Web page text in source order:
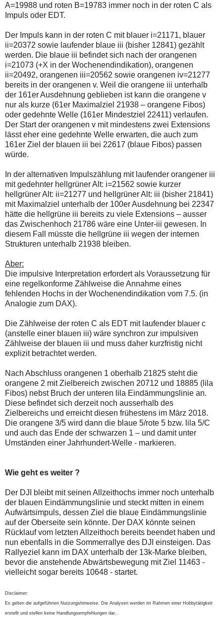
A=19988 und roten B=19783 immer noch in der roten C als
Impuls oder EDT.
Der Impuls kann in der roten C mit blauer i=21171, blauer
ii=20372 sowie laufender blaue iii (bisher 12841) gezählt
werden. Die blaue iii befindet sich nach der orangenen
i=21073 (+X in der Wochenendindikation), orangenen
ii=20492, orangenen iii=20562 sowie orangenen iv=21277
bereits in der orangenen v. Weil die orangene iii unterhalb
der 161er Ausdehnung geblieben ist kann die orangene v
nur als kurze (61er Maximalziel 21938 – orangene Fibos)
oder gedehnte Welle (161er Mindestziel 22411) verlaufen.
Der Start der orangenen v mit mindestens zwei Extensions
lässt eher eine gedehnte Welle erwarten, die auch zum
161er Ziel der blauen iii bei 22617 (blaue Fibos) passen
würde.
In der alternativen Impulszählung mit laufender orangener iii
mit gedehnter hellgrüner Alt: i=21562 sowie kurzer
hellgrüner Alt: ii=21277 und hellgrüner Alt: iii (bisher 21841)
mit Maximalziel unterhalb der 100er Ausdehnung bei 22347
hätte die hellgrüne iii bereits zu viele Extensions – ausser
das Zwischenhoch 21786 wäre eine Unter-iii gewesen. In
diesem Fall müsste die hellgrüne iii wegen der internen
Strukturen unterhalb 21938 bleiben.
Aber:
Die impulsive Interpretation erfordert als Voraussetzung für
eine regelkonforme Zählweise die Annahme eines
fehlenden Hochs in der Wochenendindikation vom 7.5. (in
Analogie zum DAX).
Die Zählweise der roten C als EDT mit laufender blauer c
(anstelle einer blauen iii) wäre synchron zur impulsiven
Zählweise der blauen iii und muss daher kurzfristig nicht
explizit betrachtet werden.
Nach Abschluss orangenen 1 oberhalb 21825 steht die
orangene 2 mit Zielbereich zwischen 20712 und 18885 (lila
Fibos) nebst Bruch der unteren lila Eindämmungslinie an.
Diese befindet sich derzeit noch ausserhalb des
Zielbereichs und erreicht diesen frühestens im März 2018.
Die orangene 3/5 wird dann die blaue 5/rote 5 bzw. lila 5/C
und auch das Ende der schwarzen 1 – und damit unter
Umständen einer Jahrhundert-Welle - markieren.
Wie geht es weiter ?
Der DJI bleibt mit seinen Allzeithochs immer noch unterhalb
der blauen Eindämmungslinie und steckt mitten in einem
Aufwärtsimpuls, dessen Ziel die blaue Eindämmungslinie
auf der Oberseite sein könnte. Der DAX könnte seinen
Rücklauf vom letzten Allzeithoch bereits beendet haben und
nun ebenfalls in die Sommerrallye des DJI einsteigen. Das
Rallyeziel kann im DAX unterhalb der 13k-Marke bleiben,
bevor die anstehende Abwärtsbewegung mit Ziel 11463 -
vielleicht sogar bereits 10648 - startet.
Disclaimer:
Es gelten die aufgeführten Nutzungshinweise. Die Analysen werden im Rahmen einer Hobbytätigkeit
erstellt und stellen keine Handlungsempfehlungen dar.